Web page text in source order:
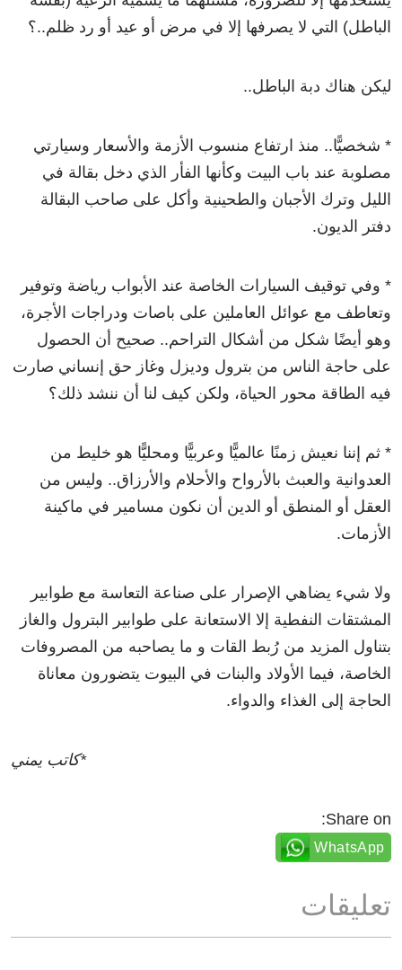
الباطل) التي لا يصرفها إلا في مرض أو عيد أو رد ظلم..؟
ليكن هناك دبة الباطل..
* شخصيًّا.. منذ ارتفاع منسوب الأزمة والأسعار وسيارتي
مصلوبة عند باب البيت وكأنها الفأر الذي دخل بقالة في
الليل وترك الأجبان والطحينية وأكل على صاحب البقالة
دفتر الديون.
* وفي توقيف السيارات الخاصة عند الأبواب رياضة وتوفير
وتعاطف مع عوائل العاملين على باصات ودراجات الأجرة،
وهو أيضًا شكل من أشكال التراحم.. صحيح أن الحصول
على حاجة الناس من بترول وديزل وغاز حق إنساني صارت
فيه الطاقة محور الحياة، ولكن كيف لنا أن ننشد ذلك؟
* ثم إننا نعيش زمنًا عالميًّا وعربيًّا ومحليًّا هو خليط من
العدوانية والعبث بالأرواح والأحلام والأرزاق.. وليس من
العقل أو المنطق أو الدين أن نكون مسامير في ماكينة
الأزمات.
ولا شيء يضاهي الإصرار على صناعة التعاسة مع طوابير
المشتقات النفطية إلا الاستعانة على طوابير البترول والغاز
بتناول المزيد من رُبط القات و ما يصاحبه من المصروفات
الخاصة، فيما الأولاد والبنات في البيوت يتضورون معاناة
الحاجة إلى الغذاء والدواء.
*كاتب يمني
Share on:
WhatsApp
تعليقات